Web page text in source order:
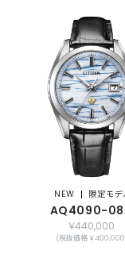
NEW 限定モデ
AQ4090-
￥440,000
(税抜価格 ￥